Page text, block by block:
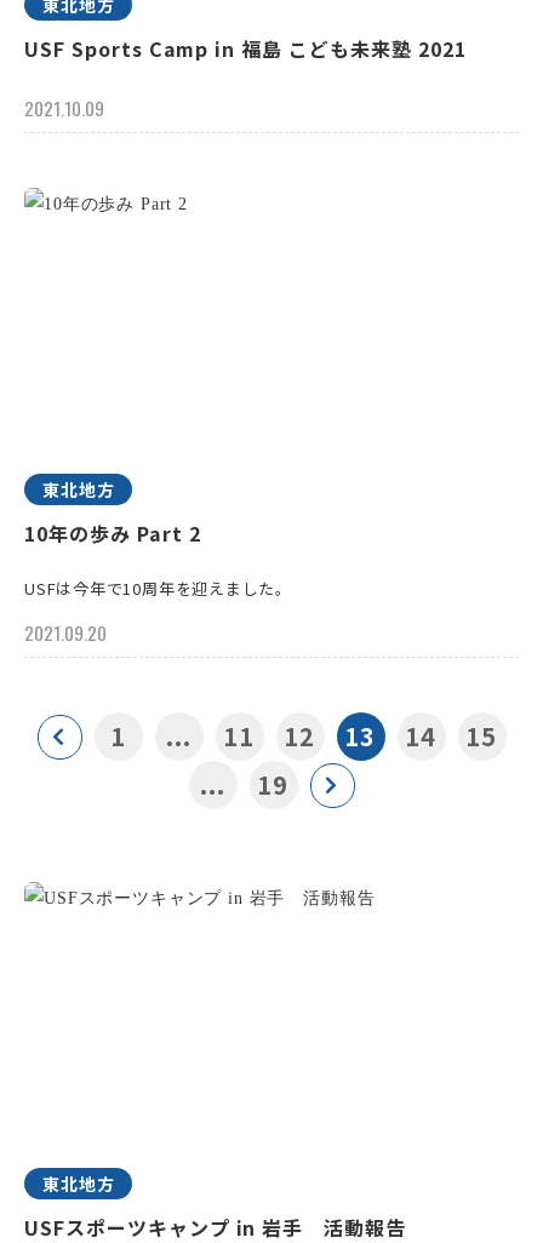
東北地方
USF Sports Camp in 福島 こども未来塾 2021
2021.10.09
東北地方
10年の歩み Part 2
USFは今年で10周年を迎えました。
2021.09.20
1 ... 11 12 13 14
15
...
19
東北地方
USFスポーツキャンプ in 岩手 活動報告